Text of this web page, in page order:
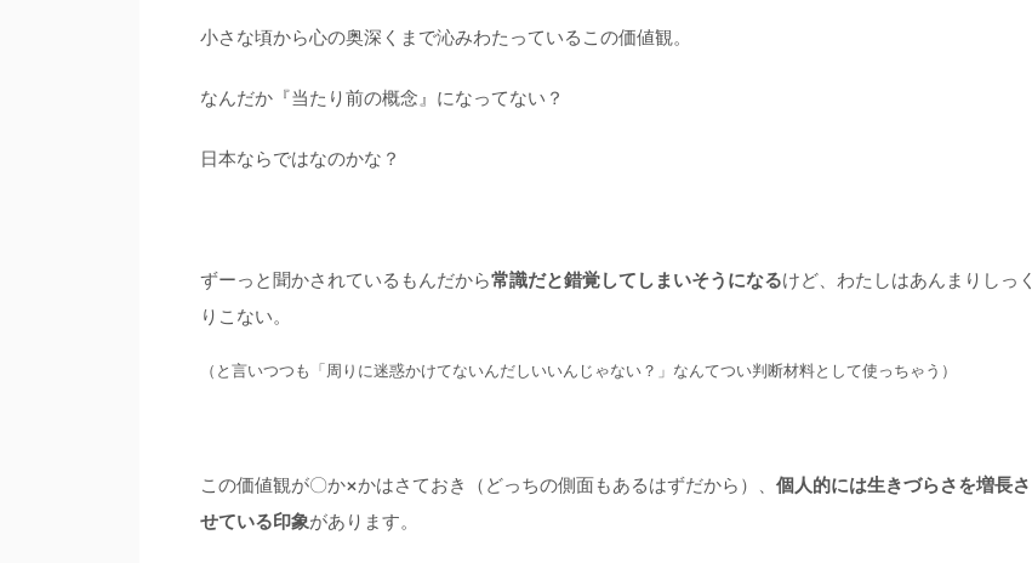
小さな頃から心の奥深くまで沁みわたっているこの価値観。
なんだか『当たり前の概念』になってない？
日本ならではなのかな？
ずーっと聞かされているもんだから常識だと錯覚してしまいそうになるけど、わたしはあんまりしっく
りこない。
（と言いつつも「周りに迷惑かけてないんだしいいんじゃない？」なんてつい判断材料として使っちゃう）
この価値観が〇か×かはさておき（どっちの側面もあるはずだから）、 個人的には生きづらさを増長さ
せている印象があります。